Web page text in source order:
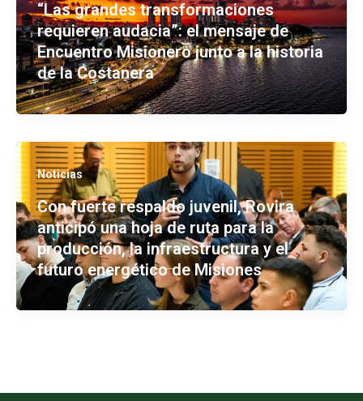
“Las grandes transformaciones
requieren audacia”: el mensaje de
Encuentro Misionero junto a la historia
de la Costanera
Noticias
Con fuerte respaldo juvenil, Rovira
anticipó una hoja de ruta para la
producción, la infraestructura y el
futuro energético de Misiones